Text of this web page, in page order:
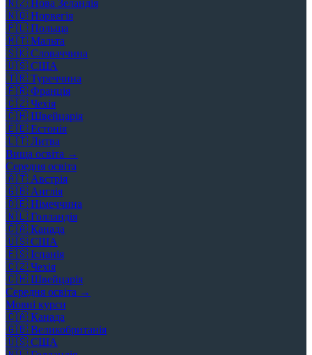
🇳🇿 Нова Зеландія
🇳🇴 Норвегія
🇵🇱 Польща
🇲🇹 Мальта
🇸🇰 Словаччина
🇺🇸 США
🇹🇷 Туреччина
🇫🇷 Франція
🇨🇿 Чехія
🇨🇭 Швейцарія
🇪🇪 Естонія
🇱🇹 Литва
Вища освіта →
Середня освіта
🇦🇹 Австрія
🇬🇧 Англія
🇩🇪 Німеччина
🇳🇱 Голландія
🇨🇦 Канада
🇺🇸 США
🇪🇸 Іспанія
🇨🇿 Чехія
🇨🇭 Швейцарія
Середня освіта →
Мовні курси
🇨🇦 Канада
🇬🇧 Великобританія
🇺🇸 США